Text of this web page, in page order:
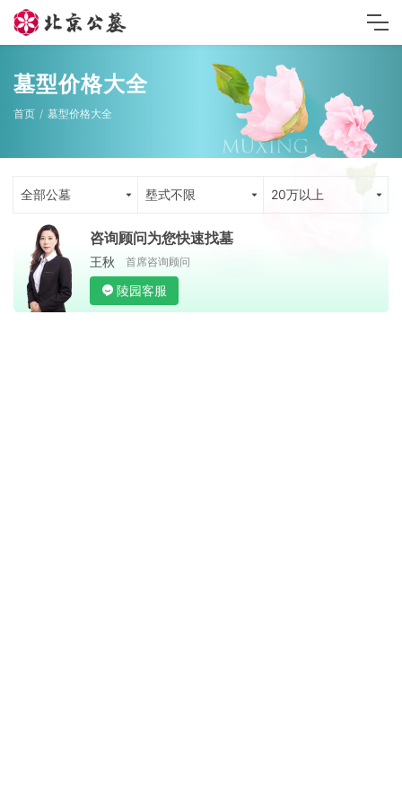
墓型价格大全
首页 墓型价格大全
全部公墓 塟式不限 20万以上
咨询顾问为您快速找墓
王秋 首席咨询顾问
陵园客服